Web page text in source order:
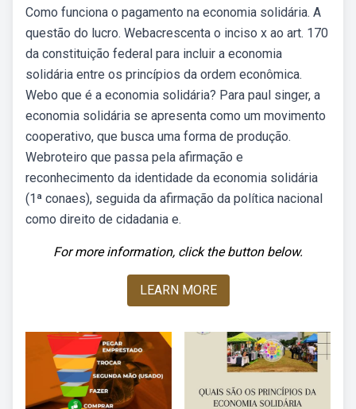
Como funciona o pagamento na economia solidária. A
questão do lucro. Webacrescenta o inciso x ao art. 170
da constituição federal para incluir a economia
solidária entre os princípios da ordem econômica.
Webo que é a economia solidária? Para paul singer, a
economia solidária se apresenta como um movimento
cooperativo, que busca uma forma de produção.
Webroteiro que passa pela afirmação e
reconhecimento da identidade da economia solidária
(1ª conaes), seguida da afirmação da política nacional
como direito de cidadania e.
For more information, click the button below.
LEARN MORE